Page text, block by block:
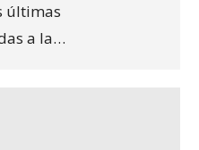
últimas
a la…